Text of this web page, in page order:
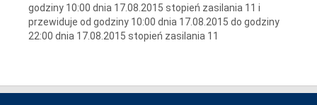
godziny 10:00 dnia 17.08.2015 stopień zasilania 11 i
przewiduje od godziny 10:00 dnia 17.08.2015 do godziny
22:00 dnia 17.08.2015 stopień zasilania 11